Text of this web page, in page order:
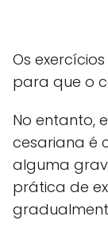
Os
para que o
No entanto,
cesariana é
alguma
prática de